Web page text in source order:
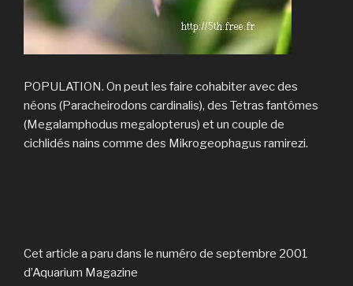
POPULATION. On peut les faire cohabiter avec des
néons (Paracheirodons cardinalis), des Tetras fantômes
(Megalamphodus megalopterus) et un couple de
cichlidés nains comme des Mikrogeophagus ramirezi.
Cet article a paru dans le numéro de septembre 2001
d’Aquarium Magazine